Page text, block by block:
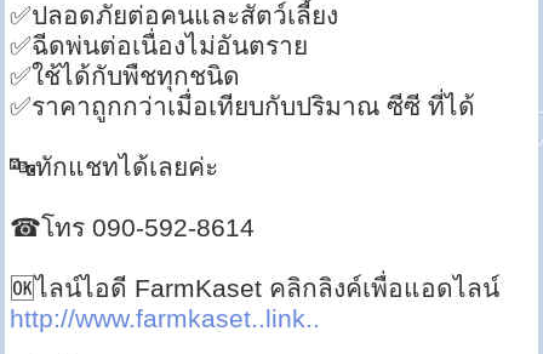
✅ปลอดภัยต่อคนและสัตว์เลี้ยง
✅ฉีดพ่นต่อเนื่องไม่อันตราย
✅ใช้ได้กับพืชทุกชนิด
✅ราคาถูกกว่าเมื่อเทียบกับปริมาณ ซีซี ที่ได้
🔤ทักแชทได้เลยค่ะ
☎โทร 090-592-8614
🆗ไลน์ไอดี FarmKaset คลิกลิงค์เพื่อแอดไลน์
http://www.farmkaset..link..